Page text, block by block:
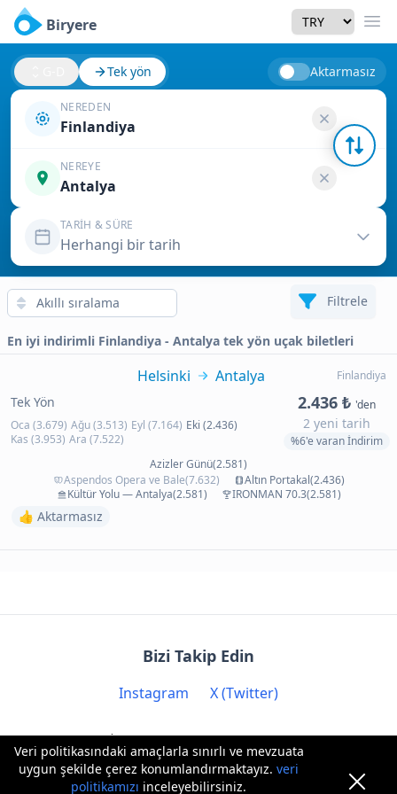
Veri politikasındaki amaçlarla sınırlı ve mevzuata
uygun şekilde çerez konumlandırmaktayız.veri
politikamızı inceleyebilirsiniz.
Biryere Currency
Tek yön Aktarmasız
NEREDEN
Finlandiya
NEREYE
Antalya
TARIH & SÜRE
Herhangi bir tarih
Filtrele
En iyi indirimli Finlandiya - Antalya tek yön uçak biletleri
Finlandiya
Helsinki Antalya
Tek Yön
Oca (3.679) Ağu (3.513) Eyl (7.164) Eki (2.436)
Kas (3.953) Ara (7.522)
2.436 ₺ 'den
2 yeni tarih
%6'e varan İndirim
Azizler Günü(2.581)
Aspendos Opera ve Bale(7.632)
Altın Portakal(2.436)
Kültür Yolu — Antalya(2.581)
IRONMAN 70.3(2.581)
👍 Aktarmasız
Bizi Takip Edin
Instagram X (Twitter)
İletişim: contact@biryere.com